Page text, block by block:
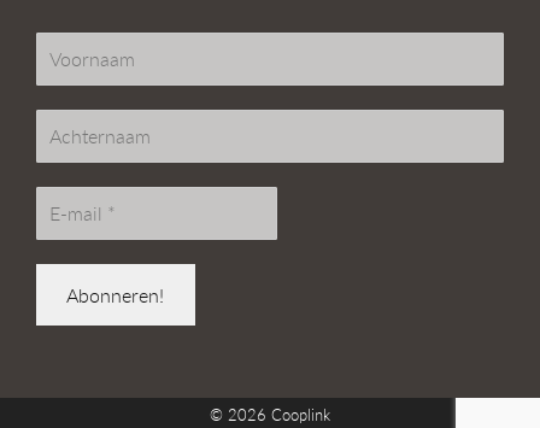
© 2026 Cooplink